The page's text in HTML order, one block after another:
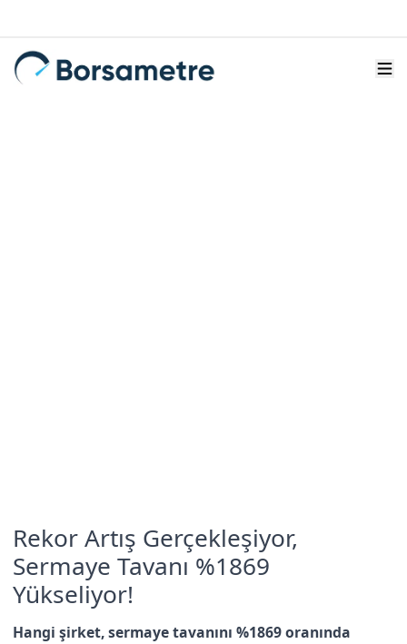
Rekor Artış Gerçekleşiyor,
Sermaye Tavanı %1869
Yükseliyor!
Hangi şirket, sermaye tavanını %1869 oranında